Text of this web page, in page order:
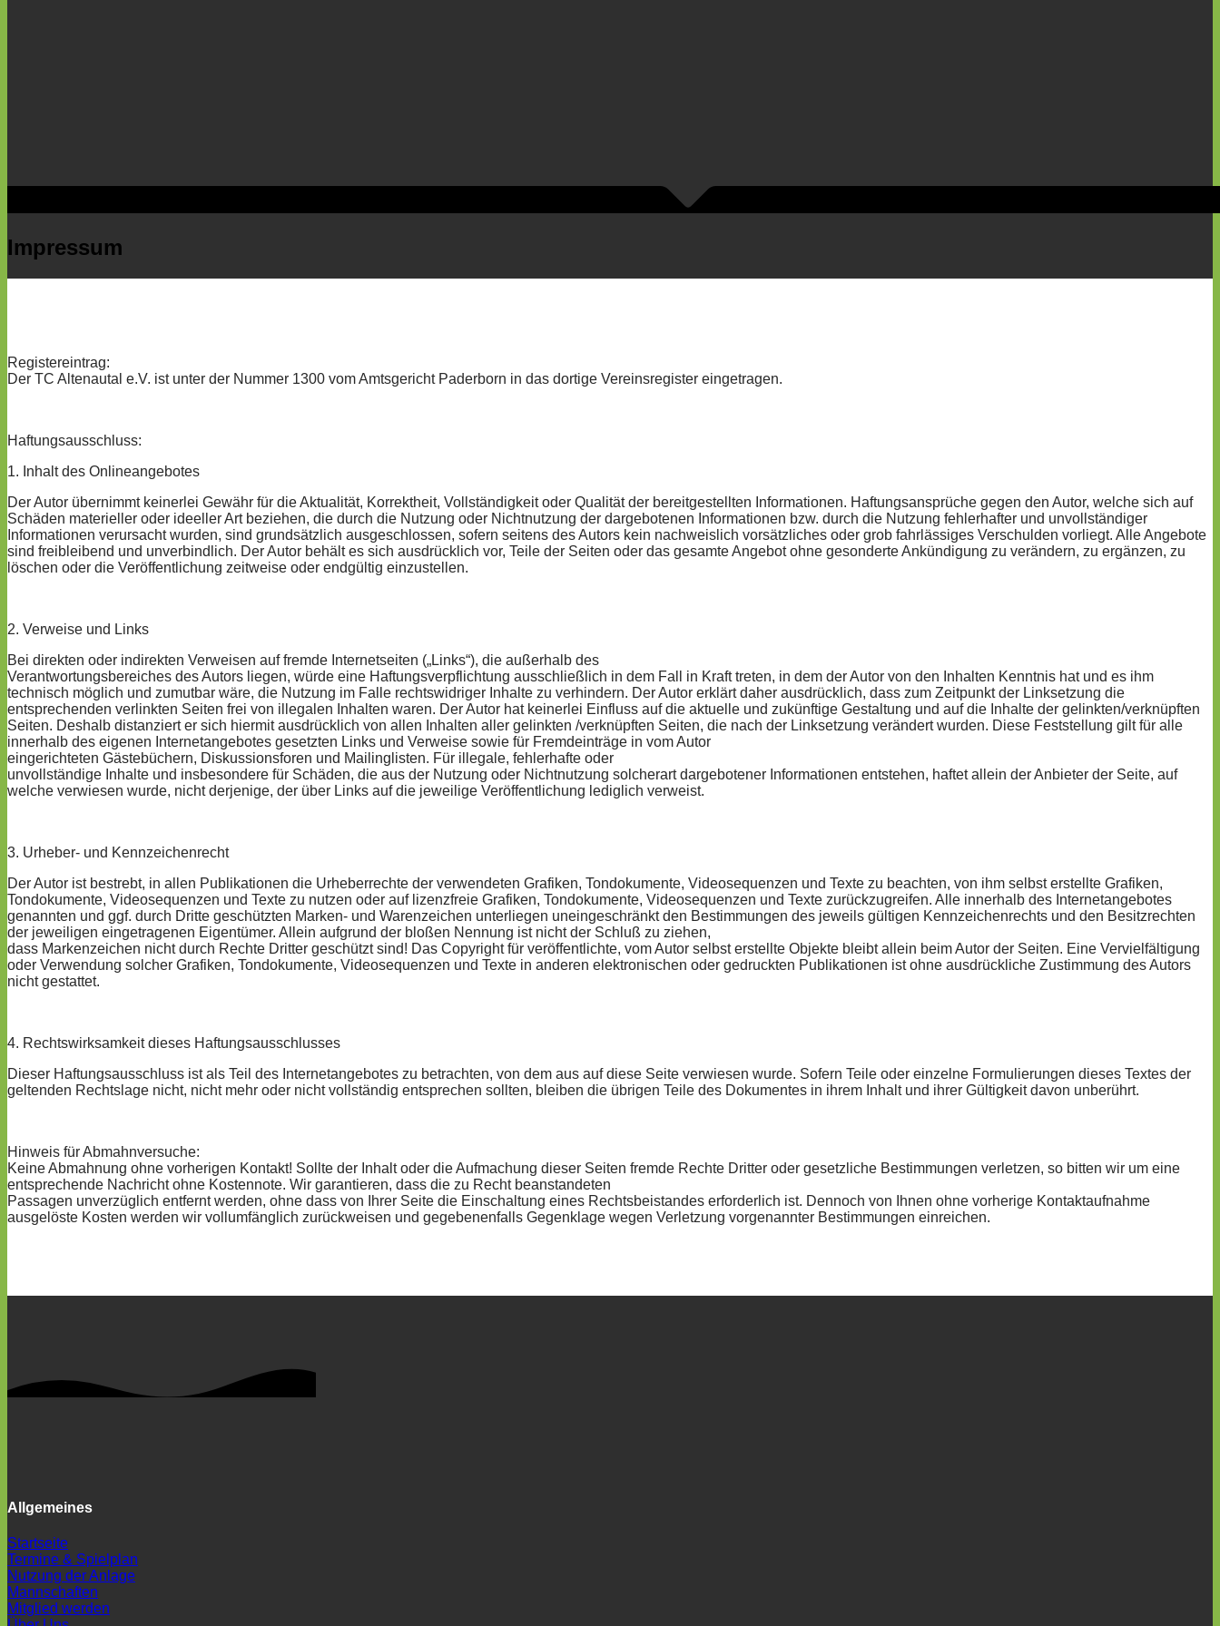
Impressum
Registereintrag:
Der TC Altenautal e.V. ist unter der Nummer 1300 vom Amtsgericht Paderborn in das dortige Vereinsregister eingetragen.
Haftungsausschluss:
1. Inhalt des Onlineangebotes
Der Autor übernimmt keinerlei Gewähr für die Aktualität, Korrektheit, Vollständigkeit oder Qualität der bereitgestellten Informationen. Haftungsansprüche gegen den Autor, welche sich auf
Schäden materieller oder ideeller Art beziehen, die durch die Nutzung oder Nichtnutzung der dargebotenen Informationen bzw. durch die Nutzung fehlerhafter und unvollständiger
Informationen verursacht wurden, sind grundsätzlich ausgeschlossen, sofern seitens des Autors kein nachweislich vorsätzliches oder grob fahrlässiges Verschulden vorliegt. Alle Angebote
sind freibleibend und unverbindlich. Der Autor behält es sich ausdrücklich vor, Teile der Seiten oder das gesamte Angebot ohne gesonderte Ankündigung zu verändern, zu ergänzen, zu
löschen oder die Veröffentlichung zeitweise oder endgültig einzustellen.
2. Verweise und Links
Bei direkten oder indirekten Verweisen auf fremde Internetseiten („Links“), die außerhalb des
Verantwortungsbereiches des Autors liegen, würde eine Haftungsverpflichtung ausschließlich in dem Fall in Kraft treten, in dem der Autor von den Inhalten Kenntnis hat und es ihm
technisch möglich und zumutbar wäre, die Nutzung im Falle rechtswidriger Inhalte zu verhindern. Der Autor erklärt daher ausdrücklich, dass zum Zeitpunkt der Linksetzung die
entsprechenden verlinkten Seiten frei von illegalen Inhalten waren. Der Autor hat keinerlei Einfluss auf die aktuelle und zukünftige Gestaltung und auf die Inhalte der gelinkten/verknüpften
Seiten. Deshalb distanziert er sich hiermit ausdrücklich von allen Inhalten aller gelinkten /verknüpften Seiten, die nach der Linksetzung verändert wurden. Diese Feststellung gilt für alle
innerhalb des eigenen Internetangebotes gesetzten Links und Verweise sowie für Fremdeinträge in vom Autor
eingerichteten Gästebüchern, Diskussionsforen und Mailinglisten. Für illegale, fehlerhafte oder
unvollständige Inhalte und insbesondere für Schäden, die aus der Nutzung oder Nichtnutzung solcherart dargebotener Informationen entstehen, haftet allein der Anbieter der Seite, auf
welche verwiesen wurde, nicht derjenige, der über Links auf die jeweilige Veröffentlichung lediglich verweist.
3. Urheber- und Kennzeichenrecht
Der Autor ist bestrebt, in allen Publikationen die Urheberrechte der verwendeten Grafiken, Tondokumente, Videosequenzen und Texte zu beachten, von ihm selbst erstellte Grafiken,
Tondokumente, Videosequenzen und Texte zu nutzen oder auf lizenzfreie Grafiken, Tondokumente, Videosequenzen und Texte zurückzugreifen. Alle innerhalb des Internetangebotes
genannten und ggf. durch Dritte geschützten Marken- und Warenzeichen unterliegen uneingeschränkt den Bestimmungen des jeweils gültigen Kennzeichenrechts und den Besitzrechten
der jeweiligen eingetragenen Eigentümer. Allein aufgrund der bloßen Nennung ist nicht der Schluß zu ziehen,
dass Markenzeichen nicht durch Rechte Dritter geschützt sind! Das Copyright für veröffentlichte, vom Autor selbst erstellte Objekte bleibt allein beim Autor der Seiten. Eine Vervielfältigung
oder Verwendung solcher Grafiken, Tondokumente, Videosequenzen und Texte in anderen elektronischen oder gedruckten Publikationen ist ohne ausdrückliche Zustimmung des Autors
nicht gestattet.
4. Rechtswirksamkeit dieses Haftungsausschlusses
Dieser Haftungsausschluss ist als Teil des Internetangebotes zu betrachten, von dem aus auf diese Seite verwiesen wurde. Sofern Teile oder einzelne Formulierungen dieses Textes der
geltenden Rechtslage nicht, nicht mehr oder nicht vollständig entsprechen sollten, bleiben die übrigen Teile des Dokumentes in ihrem Inhalt und ihrer Gültigkeit davon unberührt.
Hinweis für Abmahnversuche:
Keine Abmahnung ohne vorherigen Kontakt! Sollte der Inhalt oder die Aufmachung dieser Seiten fremde Rechte Dritter oder gesetzliche Bestimmungen verletzen, so bitten wir um eine
entsprechende Nachricht ohne Kostennote. Wir garantieren, dass die zu Recht beanstandeten
Passagen unverzüglich entfernt werden, ohne dass von Ihrer Seite die Einschaltung eines Rechtsbeistandes erforderlich ist. Dennoch von Ihnen ohne vorherige Kontaktaufnahme
ausgelöste Kosten werden wir vollumfänglich zurückweisen und gegebenenfalls Gegenklage wegen Verletzung vorgenannter Bestimmungen einreichen.
Allgemeines
Startseite
Termine & Spielplan
Nutzung der Anlage
Mannschaften
Mitglied werden